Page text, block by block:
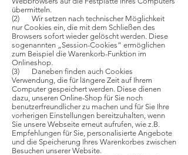
übermitteln.
(2) Wir setzen nach technischer Möglichkeit
nur Cookies ein, die mit dem Schließen des
Browsers sofort wieder gelöscht werden. Diese
sogenannten „Session-Cookies“ ermöglichen
zum Beispiel die Warenkorb-Funktion im
Onlineshop.
(3) Daneben finden auch Cookies
Verwendung, die für längere Zeit auf Ihrem
Computer gespeichert werden. Diese dienen
dazu, unseren Online-Shop für Sie noch
benutzerfreundlicher zu machen und für Sie Ihre
vorherigen Einstellungen bereitzuhalten, wenn
Sie unsere Webseite erneut aufrufen, wie z.B.
Empfehlungen für Sie, personalisierte Angebote
und die Speicherung Ihres Warenkorbes zwischen
Besuchen unserer Website.